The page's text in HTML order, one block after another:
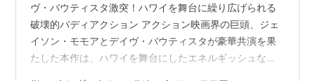
ヴ・バウティスタ激突！ハワイを舞台に繰り広げられる
破壊的バディアクション アクション映画界の巨頭、ジェ
イソン・モモアとデイヴ・バウティスタが豪華共演を果
たした本作は、ハワイを舞台にしたエネルギッシュなバ